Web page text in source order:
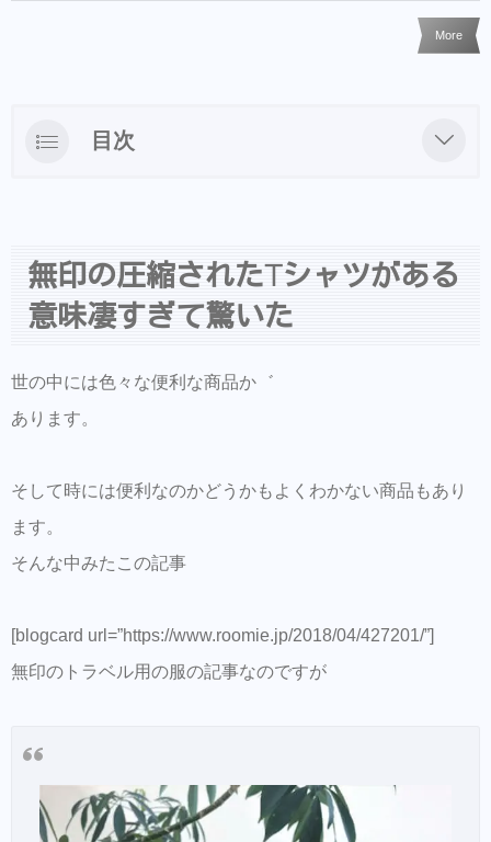
More
目次
ヘアアクセ等はBASEでも買えるようになり
ました
VALUでお得なクーポンゲット
ご来店前のカルテの事前登録が時短でオスス
【Routine 】メンバー募集中
無印の圧縮されたTシャツがある
意味凄すぎて驚いた
世の中には色々な便利な商品か゛
あります。
そして時には便利なのかどうかもよくわかない商品もあり
ます。
そんな中みたこの記事
[blogcard url=”https://www.roomie.jp/2018/04/427201/”]
無印のトラベル用の服の記事なのですが